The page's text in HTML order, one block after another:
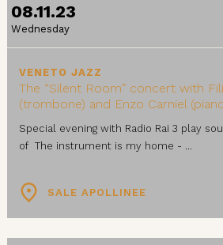
08.11.23
Wednesday
VENETO JAZZ
The “Silent Room” concert with
(trombone) and Enzo Carniel
Special evening with Radio Rai 3 play
of The instrument is my home - ...
SALE APOLLINEE